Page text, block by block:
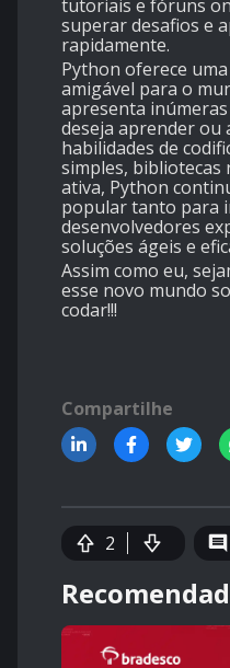
tutoriais e fóruns
superar desafios e
rapidamente.
Python oferece
amigável para o
apresenta
deseja aprender ou
habilidades de
simples, bibliotecas
ativa, Python
popular tanto para
desenvolvedores
soluções ágeis e
Assim como eu,
esse novo mundo
codar!!!
Compartilhe
2